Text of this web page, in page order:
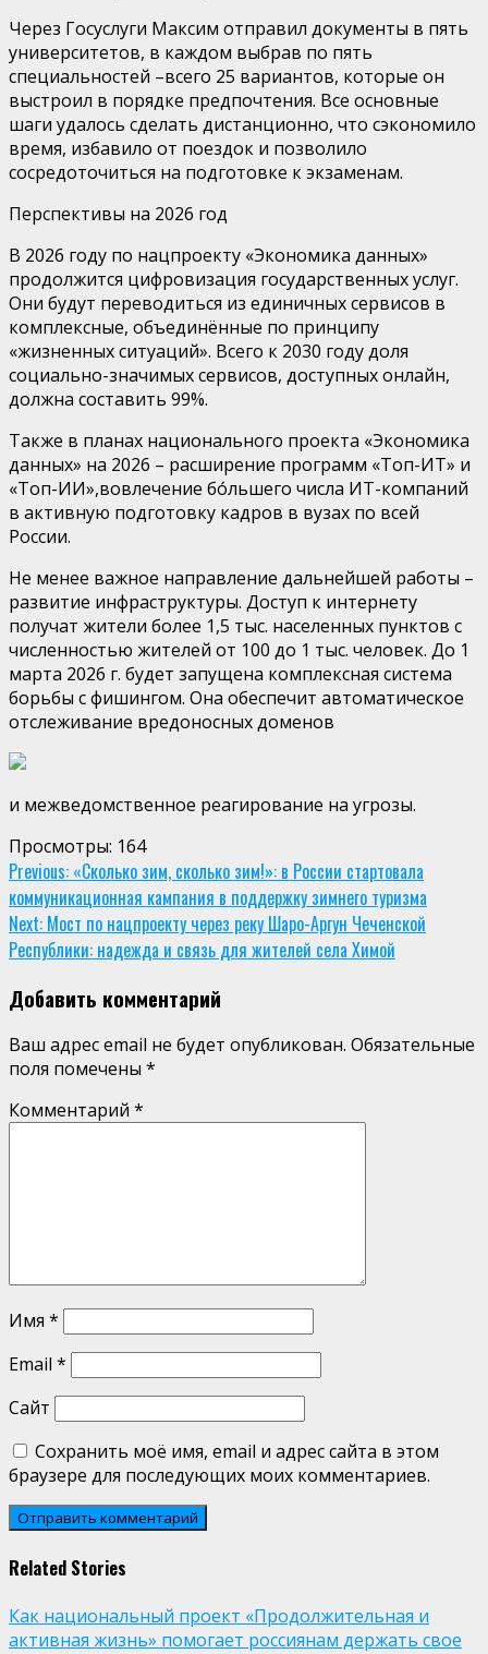
Через Госуслуги Максим отправил документы в пять
университетов, в каждом выбрав по пять
специальностей –всего 25 вариантов, которые он
выстроил в порядке предпочтения. Все основные
шаги удалось сделать дистанционно, что сэкономило
время, избавило от поездок и позволило
сосредоточиться на подготовке к экзаменам.
Перспективы на 2026 год
В 2026 году по нацпроекту «Экономика данных»
продолжится цифровизация государственных услуг.
Они будут переводиться из единичных сервисов в
комплексные, объединённые по принципу
«жизненных ситуаций». Всего к 2030 годудоля
социально-значимых сервисов, доступных онлайн,
должна составить 99%.
Также в планах национального проекта «Экономика
данных» на 2026 – расширение программ «Топ-ИТ» и
«Топ-ИИ»,вовлечение большего числа ИТ-компаний
в активную подготовку кадров в вузах по всей
России.
Не менее важное направление дальнейшей работы –
развитие инфраструктуры. Доступ к интернету
получат жители более 1,5 тыс. населенных пунктов с
численностью жителей от 100 до 1 тыс. человек. До 1
марта 2026 г. будет запущена комплексная система
борьбы сфишингом. Она обеспечит автоматическое
отслеживание вредоносных доменов
и межведомственное реагирование на угрозы.
Просмотры: 164
Continue
Reading
Previous: «Сколько зим, сколько зим!»: в России стартовала
коммуникационная кампания в поддержку зимнего туризма
Next: Мост по нацпроекту через реку Шаро-Аргун Чеченской
Республики: надежда и связь для жителей села Химой
Добавить комментарий
Ваш адрес email не будет опубликован. Обязательные
поля помечены *
Комментарий *
Имя *
Email *
Сайт
Сохранить моё имя, email и адрес сайта в этом
браузере для последующих моих комментариев.
Related Stories
Как национальный проект «Продолжительная и
активная жизнь» помогает россиянам держать свое